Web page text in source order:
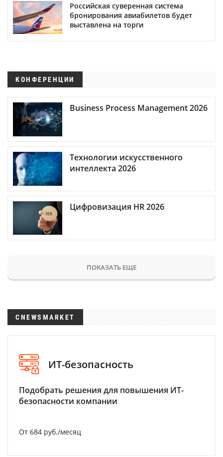
Российская суверенная система
бронирования авиабилетов будет
выставлена на торги
КОНФЕРЕНЦИИ
Business Process Management 2026
Технологии искусственного
интеллекта 2026
Цифровизация HR 2026
ПОКАЗАТЬ ЕЩЕ
CNEWSMARKET
ИТ-безопасность
Подобрать решения для повышения ИТ-
безопасности компании
От 684 руб./месяц